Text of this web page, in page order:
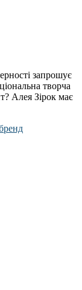
запрошує
творча
Алея Зірок має